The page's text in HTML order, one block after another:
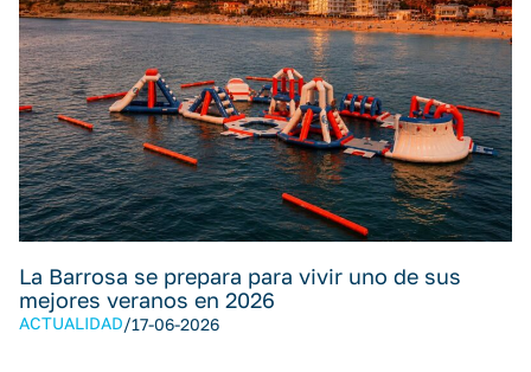
La Barrosa se prepara para vivir uno de sus
mejores veranos en 2026
ACTUALIDAD/17-06-2026